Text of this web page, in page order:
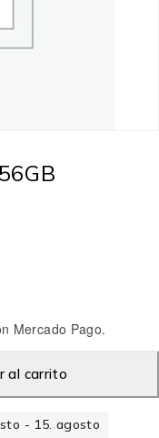
Mercado Pago.
al carrito
- 15. agosto